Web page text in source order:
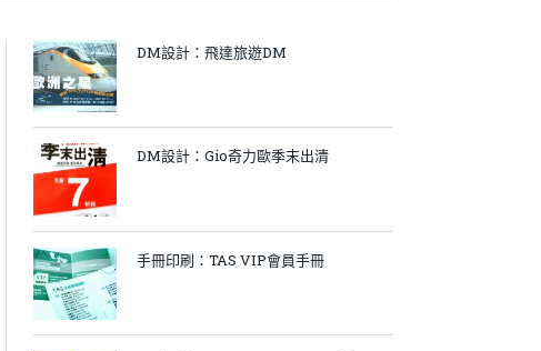
DM設計：飛達旅遊DM
DM設計：Gio奇力歐季末出清
手冊印刷：TAS VIP會員手冊